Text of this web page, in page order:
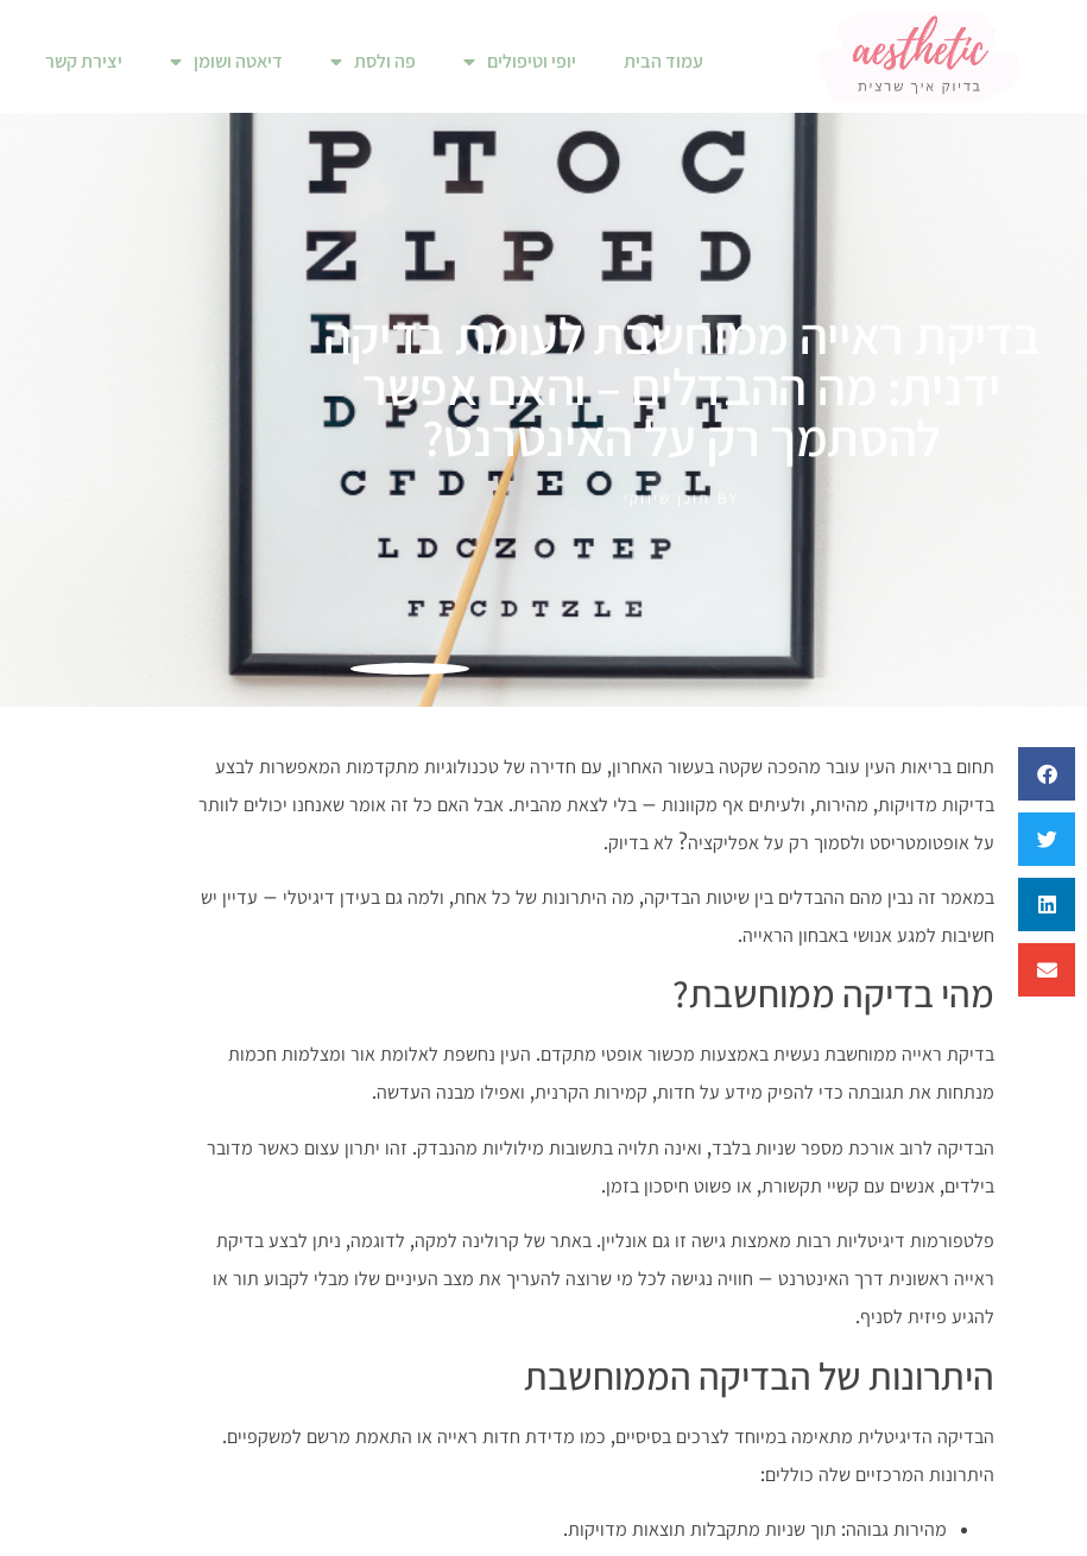
עמוד הבית יופי וטיפולים פה ולסת דיאטה ושומן יצירת קשר
בדיקת ראייה ממוחשבת לעומת בדיקה
ידנית: מה ההבדלים – והאם אפשר
להסתמך רק על האינטרנט?
תוכן שיווקי
תחום בריאות העין עובר מהפכה שקטה בעשור האחרון, עם חדירה של טכנולוגיות מתקדמות המאפשרות לבצע
בדיקות מדויקות, מהירות, ולעיתים אף מקוונות – בלי לצאת מהבית. אבל האם כל זה אומר שאנחנו יכולים לוותר
על אופטומטריסט ולסמוך רק על אפליקציה? לא בדיוק.
במאמר זה נבין מהם ההבדלים בין שיטות הבדיקה, מה היתרונות של כל אחת, ולמה גם בעידן דיגיטלי – עדיין יש
חשיבות למגע אנושי באבחון הראייה.
מהי בדיקה ממוחשבת?
בדיקת ראייה ממוחשבת נעשית באמצעות מכשור אופטי מתקדם. העין נחשפת לאלומת אור ומצלמות חכמות
מנתחות את תגובתה כדי להפיק מידע על חדות, קמירות הקרנית, ואפילו מבנה העדשה.
הבדיקה לרוב אורכת מספר שניות בלבד, ואינה תלויה בתשובות מילוליות מהנבדק. זהו יתרון עצום כאשר מדובר
בילדים, אנשים עם קשיי תקשורת, או פשוט חיסכון בזמן.
פלטפורמות דיגיטליות רבות מאמצות גישה זו גם אונליין. באתר של קרולינה למקה, לדוגמה, ניתן לבצע בדיקת
ראייה ראשונית דרך האינטרנט – חוויה נגישה לכל מי שרוצה להעריך את מצב העיניים שלו מבלי לקבוע תור או
להגיע פיזית לסניף.
היתרונות של הבדיקה הממוחשבת
הבדיקה הדיגיטלית מתאימה במיוחד לצרכים בסיסיים, כמו מדידת חדות ראייה או התאמת מרשם למשקפיים.
היתרונות המרכזיים שלה כוללים:
מהירות גבוהה: תוך שניות מתקבלות תוצאות מדויקות.